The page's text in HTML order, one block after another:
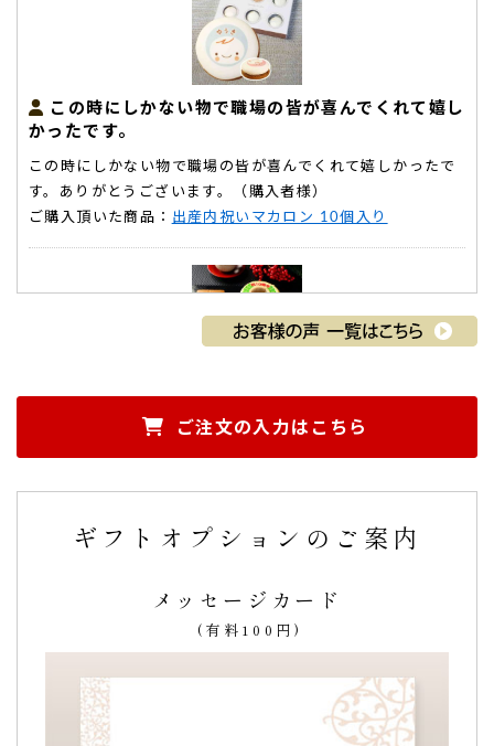
この時にしかない物で職場の皆が喜んでくれて嬉し
かったです。
この時にしかない物で職場の皆が喜んでくれて嬉しかったで
す。ありがとうございます。（購入者様）
ご購入頂いた商品：
出産内祝いマカロン 10個入り
レビューなし
この商品のレビューはまだありません。
ご注文の入力はこちら
ギフトオプションのご案内
メッセージカード
(有料100円)